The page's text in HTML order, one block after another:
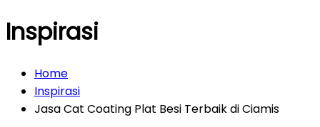
Inspirasi
Home
Inspirasi
Jasa Cat Coating Plat Besi Terbaik di Ciamis